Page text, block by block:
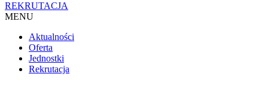
REKRUTACJA
MENU
Aktualności
Oferta
Jednostki
Rekrutacja